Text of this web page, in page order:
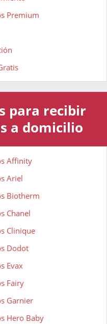
Premium
para recibir
a domicilio
Affinity
Ariel
Biotherm
Chanel
Clinique
Dodot
Evax
Fairy
Garnier
Hero Baby